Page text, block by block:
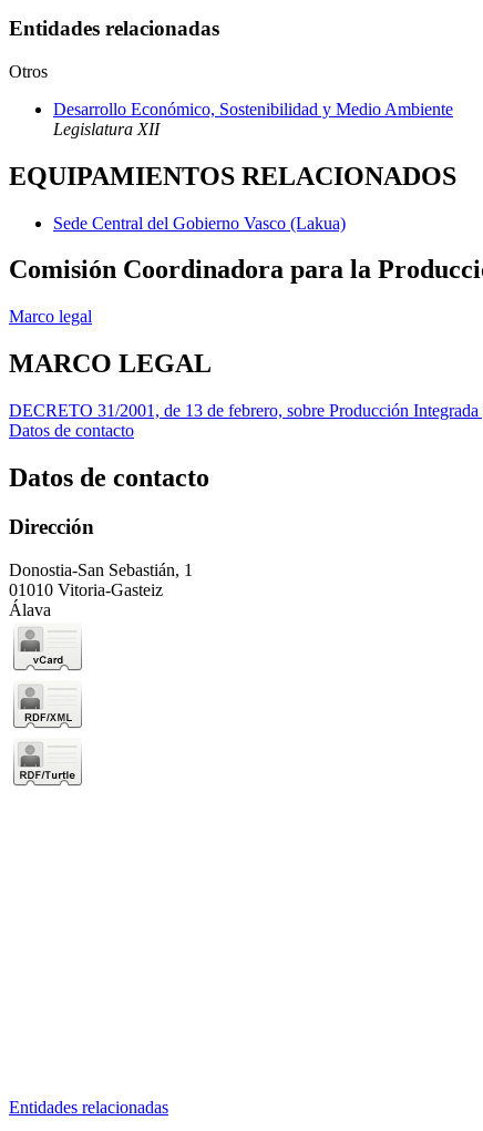
Entidades relacionadas
Otros
Desarrollo Económico, Sostenibilidad y Medio Ambiente
Legislatura XII
EQUIPAMIENTOS RELACIONADOS
Sede Central del Gobierno Vasco (Lakua)
Comisión Coordinadora para la
Marco legal
MARCO LEGAL
DECRETO 31/2001, de 13 de febrero, sobre Producción
Datos de contacto
Datos de contacto
Dirección
Donostia-San Sebastián, 1
01010 Vitoria-Gasteiz
Álava
Entidades relacionadas